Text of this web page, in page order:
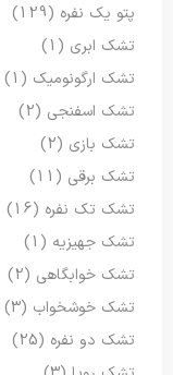
پتو یک نفره (129)
تشک ابری (1)
تشک ارگونومیک (1)
تشک اسفنجی (2)
تشک بازی (2)
تشک برقی (11)
تشک تک نفره (16)
تشک جهیزیه (1)
تشک خوابگاهی (2)
تشک خوشخواب (3)
تشک دو نفره (25)